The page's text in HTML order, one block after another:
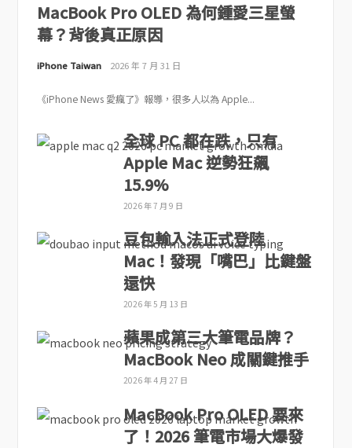
MacBook Pro OLED 為何鍾愛三星螢
幕？背後真正原因
iPhone Taiwan 2026 年 7 月 31 日
《iPhone News 愛瘋了》報導，很多人以為 Apple...
全球 PC 都在跌，只有
Apple Mac 逆勢狂飆
15.9%
2026 年 7 月 9 日
豆包輸入法正式登陸
Mac！發現「嘴巴」比鍵盤
還快
2026 年 5 月 13 日
蘋果成第三大筆電品牌？
MacBook Neo 成關鍵推手
2026 年 4 月 27 日
MacBook Pro OLED 要來
了！2026 筆電市場大爆發